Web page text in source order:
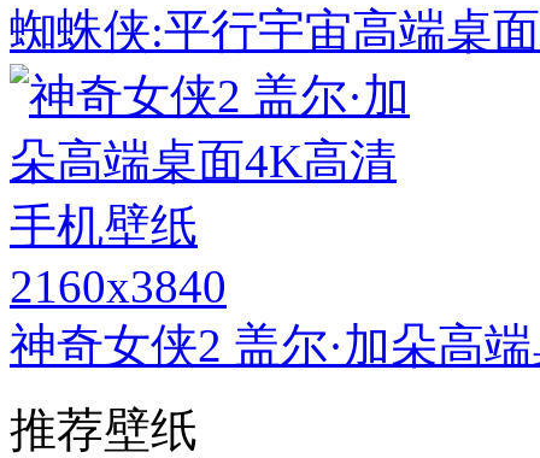
蜘蛛侠:平行宇宙高端桌
2160x3840
神奇女侠2 盖尔·加朵高
推荐壁纸